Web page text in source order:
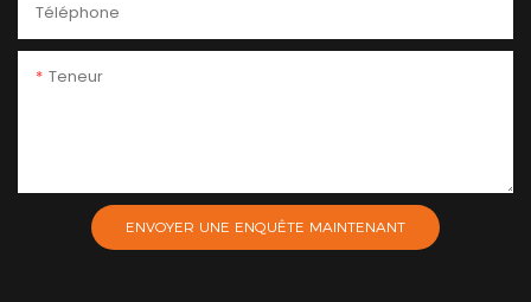
Téléphone
Teneur
ENVOYER UNE ENQUÊTE MAINTENANT